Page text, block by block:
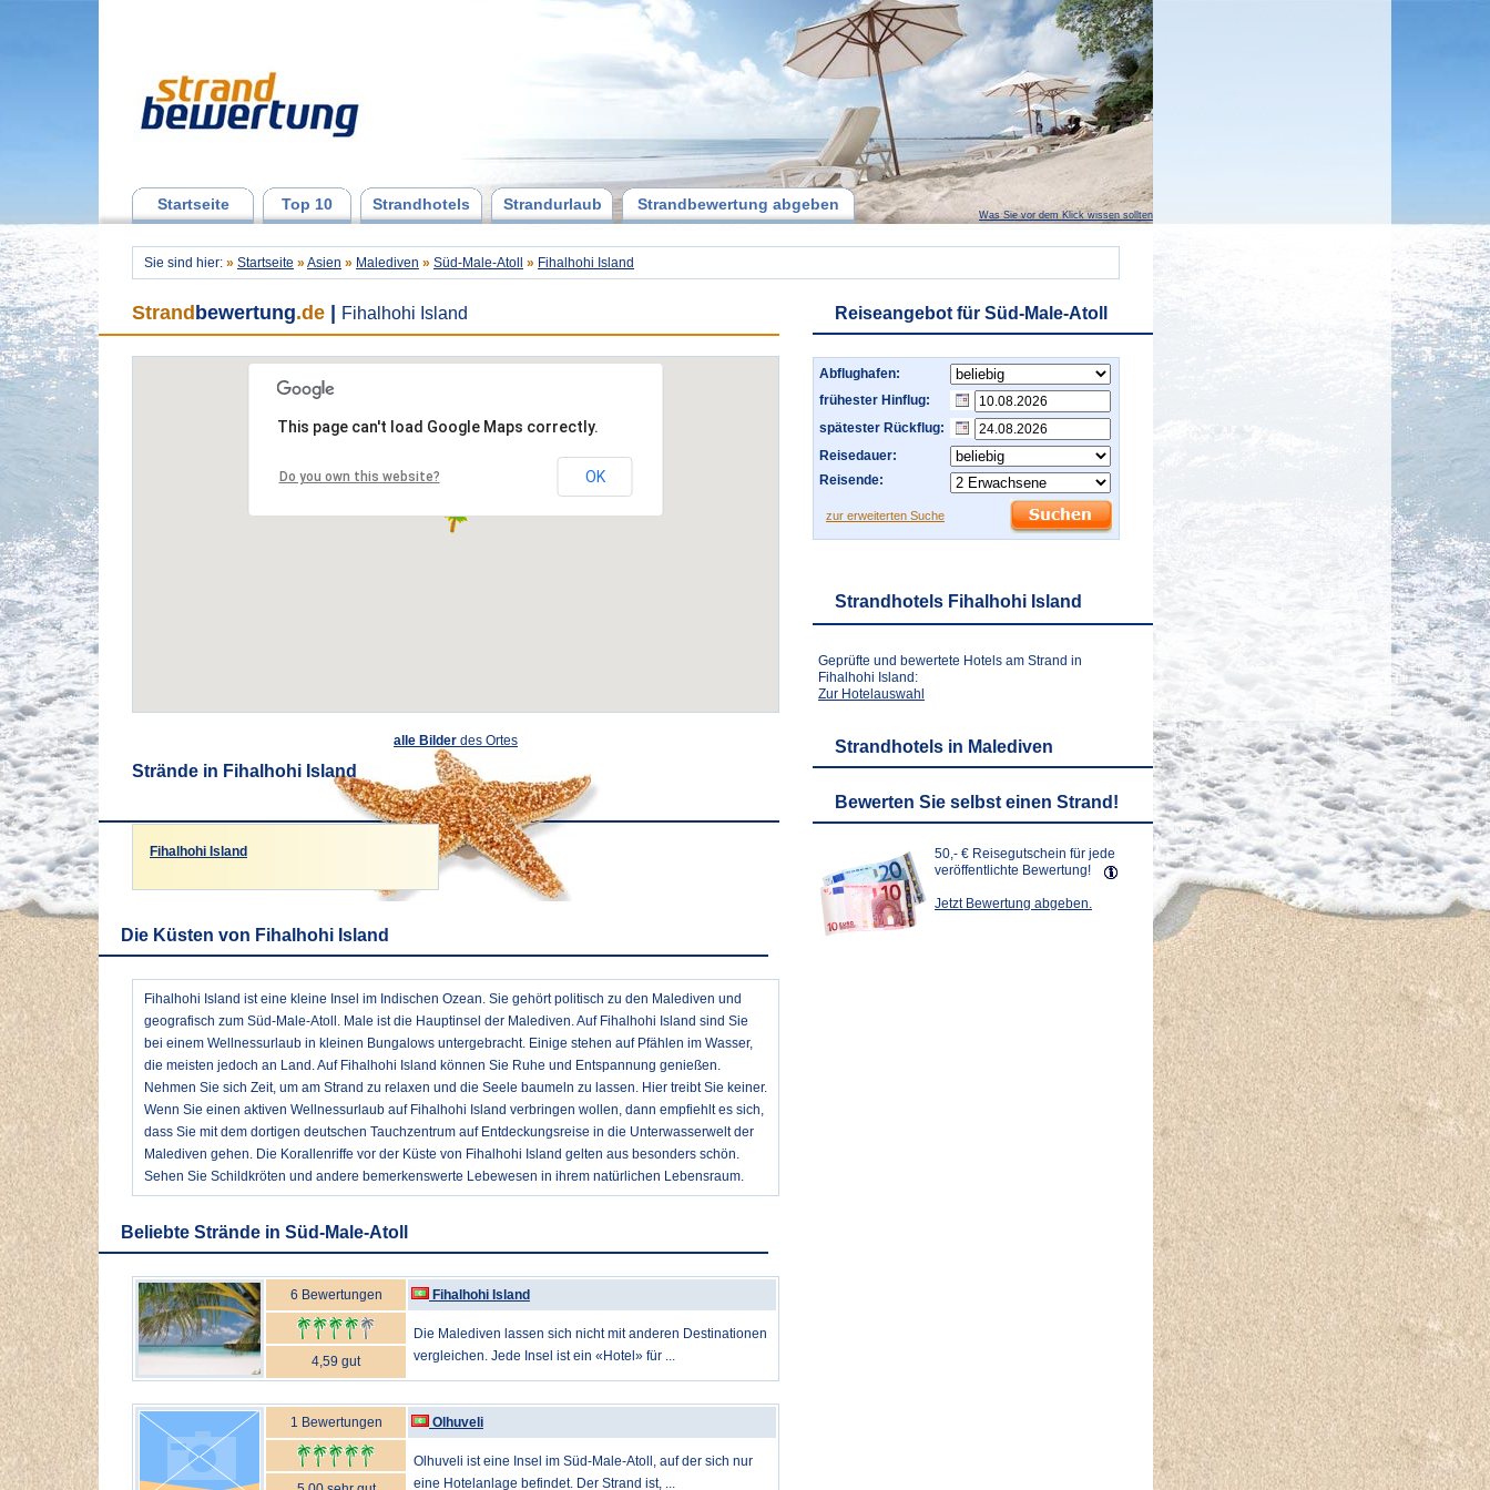
Startseite Top 10 Strandhotels Strandurlaub Strandbewertung abgeben
Was Sie vor dem Klick wissen sollten
Sie sind hier: » Startseite » Asien » Malediven » Süd-Male-Atoll » Fihalhohi Island
Strand bewertung.de Fihalhohi Island
This page can't load Google Maps correctly.
Do you own this website? OK
alle Bilder des Ortes
Strände in Fihalhohi Island
Fihalhohi Island
Die Küsten von Fihalhohi Island
Fihalhohi Island ist eine kleine Insel im Indischen Ozean. Sie gehört politisch zu den Malediven und
geografisch zum Süd-Male-Atoll. Male ist die Hauptinsel der Malediven. Auf Fihalhohi Island sind Sie
bei einem Wellnessurlaub in kleinen Bungalows untergebracht. Einige stehen auf Pfählen im Wasser,
die meisten jedoch an Land. Auf Fihalhohi Island können Sie Ruhe und Entspannung genießen.
Nehmen Sie sich Zeit, um am Strand zu relaxen und die Seele baumeln zu lassen. Hier treibt Sie keiner.
Wenn Sie einen aktiven Wellnessurlaub auf Fihalhohi Island verbringen wollen, dann empfiehlt es sich,
dass Sie mit dem dortigen deutschen Tauchzentrum auf Entdeckungsreise in die Unterwasserwelt der
Malediven gehen. Die Korallenriffe vor der Küste von Fihalhohi Island gelten aus besonders schön.
Sehen Sie Schildkröten und andere bemerkenswerte Lebewesen in ihrem natürlichen Lebensraum.
Beliebte Strände in Süd-Male-Atoll
6 Bewertungen Fihalhohi Island
Die Malediven lassen sich nicht mit anderen Destinationen
vergleichen. Jede Insel ist ein «Hotel» für ...
4,59 gut
1 Bewertungen Olhuveli
Olhuveli ist eine Insel im Süd-Male-Atoll, auf der sich nur
eine Hotelanlage befindet. Der Strand ist, ...
Reiseangebot für Süd-Male-Atoll
Abflughafen:
frühester Hinflug:
spätester Rückflug:
Reisedauer:
Reisende:
zur erweiterten Suche
Strandhotels Fihalhohi Island
Geprüfte und bewertete Hotels am Strand in
Fihalhohi Island:
Zur Hotelauswahl
Strandhotels in Malediven
Bewerten Sie selbst einen Strand!
50,- € Reisegutschein für jede
veröffentlichte Bewertung!
Jetzt Bewertung abgeben.